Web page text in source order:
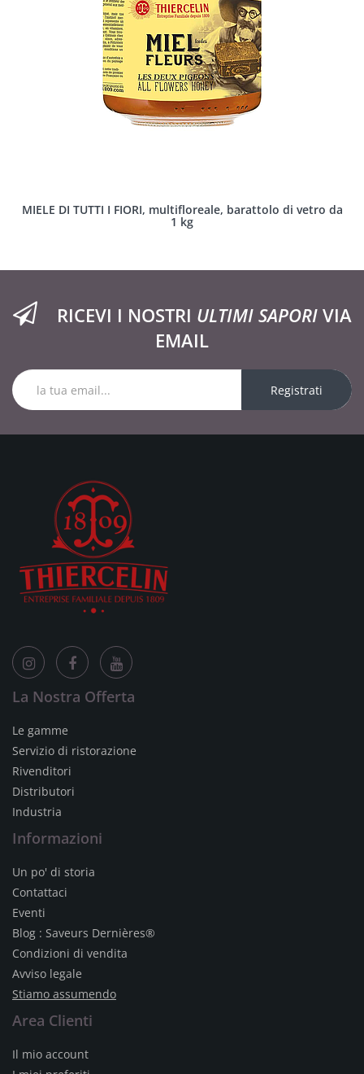
MIELE DI TUTTI I FIORI, multifloreale, barattolo di vetro da
1 kg
RICEVI I NOSTRI ULTIMI SAPORIVIA
EMAIL
Registrati
La Nostra Offerta
Le gamme
Servizio di ristorazione
Rivenditori
Distributori
Industria
Informazioni
Un po' di storia
Contattaci
Eventi
Blog : Saveurs Dernières®
Condizioni di vendita
Avviso legale
Stiamo assumendo
Area Clienti
Il mio account